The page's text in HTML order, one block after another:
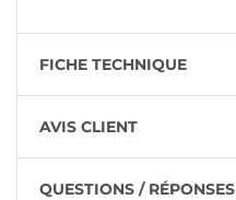
FICHE TECHNIQUE
AVIS CLIENT
QUESTIONS / RÉPONSES